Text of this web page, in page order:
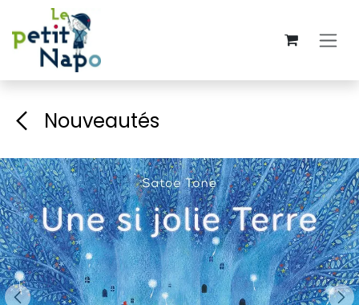
Se rendre au contenu
Nouveautés